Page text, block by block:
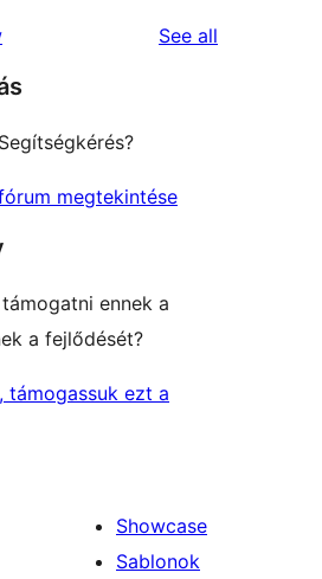
See all
megtekintése
ennek a
a fejlődését?
támogassuk ezt a
Showcase
Sablonok